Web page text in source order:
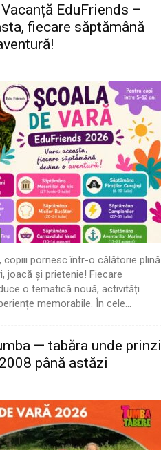
EduFriends –
fiecare săptămână
copiii pornesc într-o călătorie plină
joacă și prietenie! Fiecare
o tematică nouă, activități
memorabile. În cele...
— tabăra unde prinzi
până astăzi